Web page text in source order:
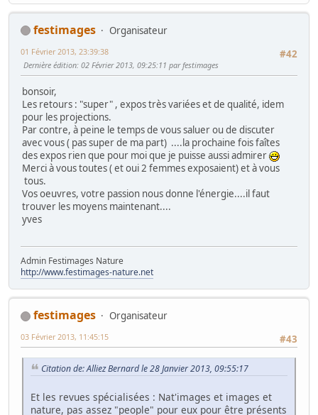
festimages
Organisateur
#42
01 Février 2013, 23:39:38
Dernière édition: 02 Février 2013, 09:25:11 par festimages
bonsoir,
Les retours : "super" , expos très variées et de qualité, idem
pour les projections.
Par contre, à peine le temps de vous saluer ou de discuter
avec vous ( pas super de ma part) ....la prochaine fois faîtes
des expos rien que pour moi que je puisse aussi admirer
Merci à vous toutes ( et oui 2 femmes exposaient) et à vous
tous.
Vos oeuvres, votre passion nous donne l'énergie....il faut
trouver les moyens maintenant....
yves
Admin Festimages Nature
http://www.festimages-nature.net
festimages
Organisateur
#43
03 Février 2013, 11:45:15
Citation de: Alliez Bernard le 28 Janvier 2013, 09:55:17
Et les revues spécialisées : Nat'images et images et
nature, pas assez "people" pour eux pour être présents